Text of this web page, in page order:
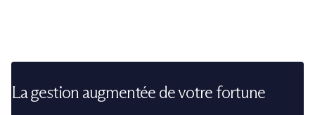
La gestion augmentée de votre fortune